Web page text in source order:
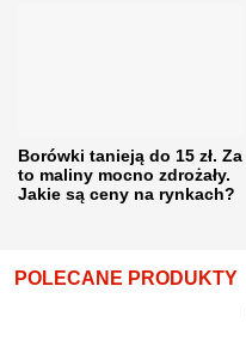
Borówki tanieją do 15 zł. Za
to maliny mocno zdrożały.
Jakie są ceny na rynkach?
POLECANE PRODUKTY